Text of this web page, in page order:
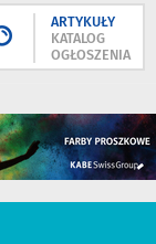
ARTYKUŁY
KATALOG
OGŁOSZENIA